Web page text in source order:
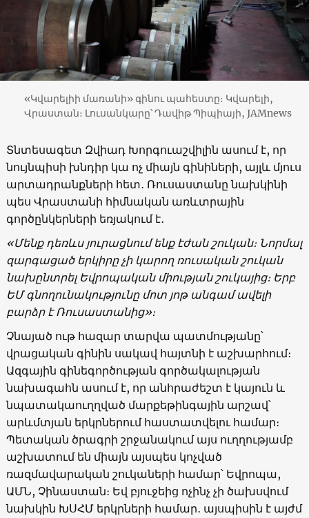
«Կվարելիի մառանի» գինու պահեստը։ Կվարելի,
Վրաստան։ Լուսանկարը՝ Դավիթ Պիպիայի, JAMnews
Տնտեսագետ Զվիադ Խորգուաշվիլին ասում է, որ
նույնպիսի խնդիր կա ոչ միայն գինիների, այլև մյուս
արտադրանքների հետ․ Ռուսաստանը նախկինի
պես Վրաստանի հիմնական առևտրային
գործընկերների եռյակում է․
«Մենք դեռևս յուրացնում ենք էժան շուկան։ Նորմալ
զարգացած երկիրը չի կարող ռուսական շուկան
նախընտրել Եվրոպական միության շուկայից։ Երբ
ԵՄ գնողունակությունը մոտ յոթ անգամ ավելի
բարձր է Ռուսաստանից»։
Չնայած ութ հազար տարվա պատմությանը՝
վրացական գինին սակավ հայտնի է աշխարհում։
Ազգային գինեգործության գործակալության
նախագահն ասում է, որ անհրաժեշտ է կայուն և
նպատակաուղղված մարքեթինգային արշավ՝
արևմտյան երկրներում հաստատվելու համար։
Պետական ծրագրի շրջանակում այս ուղղությամբ
աշխատում են միայն այսպես կոչված
ռազմավարական շուկաների համար՝ Եվրոպա,
ԱՄՆ, Չինաստան։ Եվ բյուջեից ոչինչ չի ծախսվում
նախկին ԽՍՀՄ երկրների համար․ այսպիսին է այժմ